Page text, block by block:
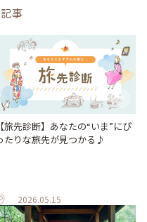
事
【旅先診断】あなたの“いま”にぴ
たりな旅先が見つかる♪
2026.05.15